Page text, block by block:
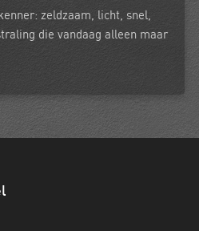
zeldzaam, licht, snel,
die vandaag alleen maar